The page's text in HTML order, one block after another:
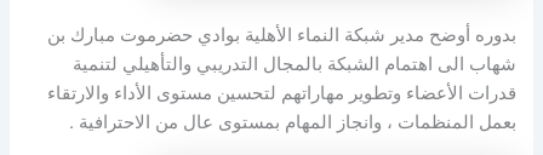
بدوره أوضح مدير شبكة النماء الأهلية بوادي حضرموت مبارك بن
شهاب الى اهتمام الشبكة بالمجال التدريبي والتأهيلي لتنمية
قدرات الأعضاء وتطوير مهاراتهم لتحسين مستوى الأداء والارتقاء
بعمل المنظمات ، وانجاز المهام بمستوى عال من الاحترافية .